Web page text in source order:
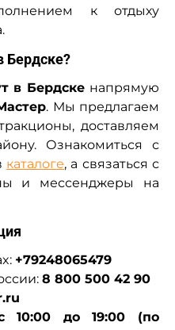
к отдыху
Бердске?
в Бердске напрямую
. Мы предлагаем
доставляем
Ознакомиться с
каталоге, а связаться с
и мессенджеры на
+79248065479
8 800 500 42 90
10:00 до 19:00 (по